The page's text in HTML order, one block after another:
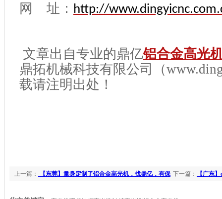
网 址： http://
文章出自专业的鼎亿铝合金高光
鼎拓机械科技有限公司（
载请注明出处！
下一篇： 【广东
上一篇： 【东莞】量身定制了铝合金高光机，找鼎亿，有保